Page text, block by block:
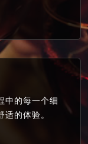
中的每一个细
的体验。